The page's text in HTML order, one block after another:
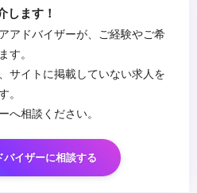
します！
アドバイザーが、ご経験やご希
す。
サイトに掲載していない求人を
。
へ相談ください。
バイザーに相談する